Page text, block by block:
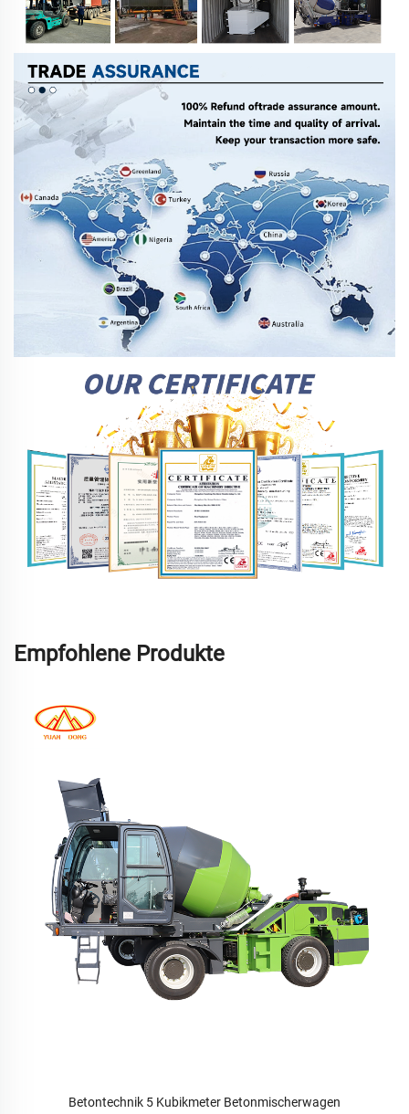
Empfohlene Produkte
Betontechnik 5 Kubikmeter Betonmischerwagen